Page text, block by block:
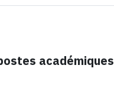
académiques